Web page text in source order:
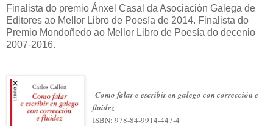
Finalista do premio Ánxel Casal da Asociación Galega de
Editores ao Mellor Libro de Poesía de 2014. Finalista do
Premio Mondoñedo ao Mellor Libro de Poesía do decenio
2007-2016.
Como falar e escribir en galego con corrección e
fluidez
ISBN: 978-84-9914-447-4